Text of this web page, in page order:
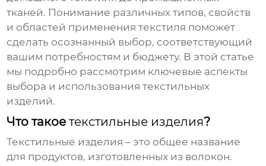
тканей. Понимание различных типов, свойств
и областей применения текстиля поможет
сделать осознанный выбор, соответствующий
вашим потребностям и бюджету. В этой статье
мы подробно рассмотрим ключевые аспекты
выбора и использованиятекстильных
изделий.
Что такоетекстильные изделия?
Текстильные изделия – это общее название
для продуктов, изготовленных из волокон.